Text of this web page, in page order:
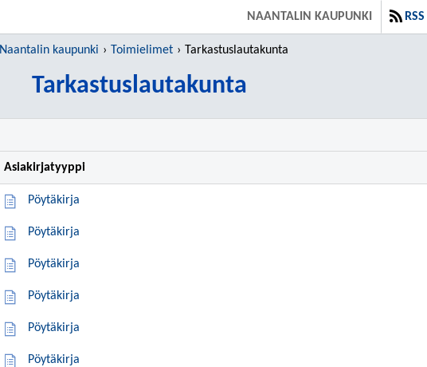
NAANTALIN KAUPUNKI RSS
Naantalin kaupunki Toimielimet Tarkastuslautakunta
Tarkastuslautakunta
Asiakirjatyyppi
Pöytäkirja
Pöytäkirja
Pöytäkirja
Pöytäkirja
Pöytäkirja
Pöytäkirja